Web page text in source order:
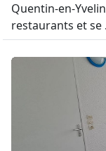
Quentin-en-
restaurants et se